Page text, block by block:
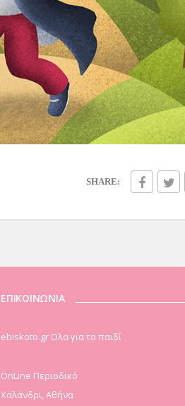
SHARE:
ΕΠΙΚΟΙΝΩΝΙΑ
ebiskoto.gr Ολα για το παιδί
OnLine Περιοδικό
Χαλάνδρι, Αθήνα